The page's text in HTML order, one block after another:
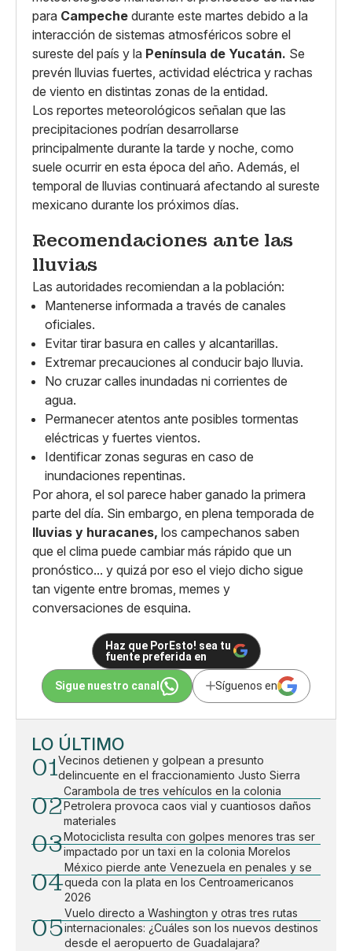
para Campeche durante este martes debido a la
interacción de sistemas atmosféricos sobre el
sureste del país y la Península de Yucatán. Se
prevén lluvias fuertes, actividad eléctrica y rachas
de viento en distintas zonas de la entidad.
Los reportes meteorológicos señalan que las
precipitaciones podrían desarrollarse
principalmente durante la tarde y noche, como
suele ocurrir en esta época del año. Además, el
temporal de lluvias continuará afectando al sureste
mexicano durante los próximos días.
Recomendaciones ante las
lluvias
Las autoridades recomiendan a la población:
Mantenerse informada a través de canales
oficiales.
Evitar tirar basura en calles y alcantarillas.
Extremar precauciones al conducir bajo lluvia.
No cruzar calles inundadas ni corrientes de
agua.
Permanecer atentos ante posibles tormentas
eléctricas y fuertes vientos.
Identificar zonas seguras en caso de
inundaciones repentinas.
Por ahora, el sol parece haber ganado la primera
parte del día. Sin embargo, en plena temporada de
lluvias y huracanes, los campechanos saben
que el clima puede cambiar más rápido que un
pronóstico... y quizá por eso el viejo dicho sigue
tan vigente entre bromas, memes y
conversaciones de esquina.
Haz que PorEsto! sea tu
fuente preferida en
Sigue nuestro canal Síguenos en
LO ÚLTIMO
01Vecinos detienen y golpean a presunto
delincuente en el fraccionamiento Justo Sierra
02
Carambola de tres vehículos en la colonia
Petrolera provoca caos vial y cuantiosos daños
materiales
03Motociclista resulta con golpes menores tras ser
impactado por un taxi en la colonia Morelos
04
México pierde ante Venezuela en penales y se
queda con la plata en los Centroamericanos
2026
05
Vuelo directo a Washington y otras tres rutas
internacionales: ¿Cuáles son los nuevos destinos
desde el aeropuerto de Guadalajara?